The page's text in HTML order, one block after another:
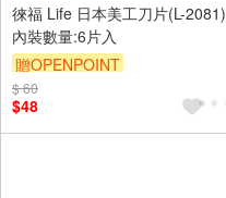
徠福 Life 日本美工刀片(L-2081)
內裝數量:6片入
贈OPENPOINT
$ 60
$48